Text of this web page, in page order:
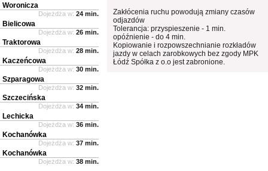
Zakłócenia ruchu powodują zmiany czasów
odjazdów
Tolerancja: przyspieszenie - 1 min.
opóźnienie - do 4 min.
Kopiowanie i rozpowszechnianie rozkładów
jazdy w celach zarobkowych bez zgody MPK
Łódź Spółka z o.o jest zabronione.
Woronicza
Dojeżdża w: 24 min.
Bielicowa
Dojeżdża w: 26 min.
Traktorowa
Dojeżdża w: 28 min.
Kaczeńcowa
Dojeżdża w: 30 min.
Szparagowa
Dojeżdża w: 32 min.
Szczecińska
Dojeżdża w: 34 min.
Lechicka
Dojeżdża w: 36 min.
Kochanówka
Dojeżdża w: 37 min.
Kochanówka
Dojeżdża w: 38 min.